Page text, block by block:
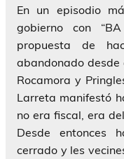
En un episodio
gobierno con
propuesta de
abandonado
Rocamora y
Larreta manifestó
no era fiscal, era
Desde entonces
cerrado y les